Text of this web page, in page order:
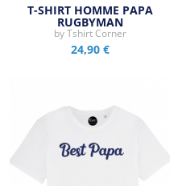
T-SHIRT HOMME PAPA
RUGBYMAN
byTshirt Corner
24,90 €